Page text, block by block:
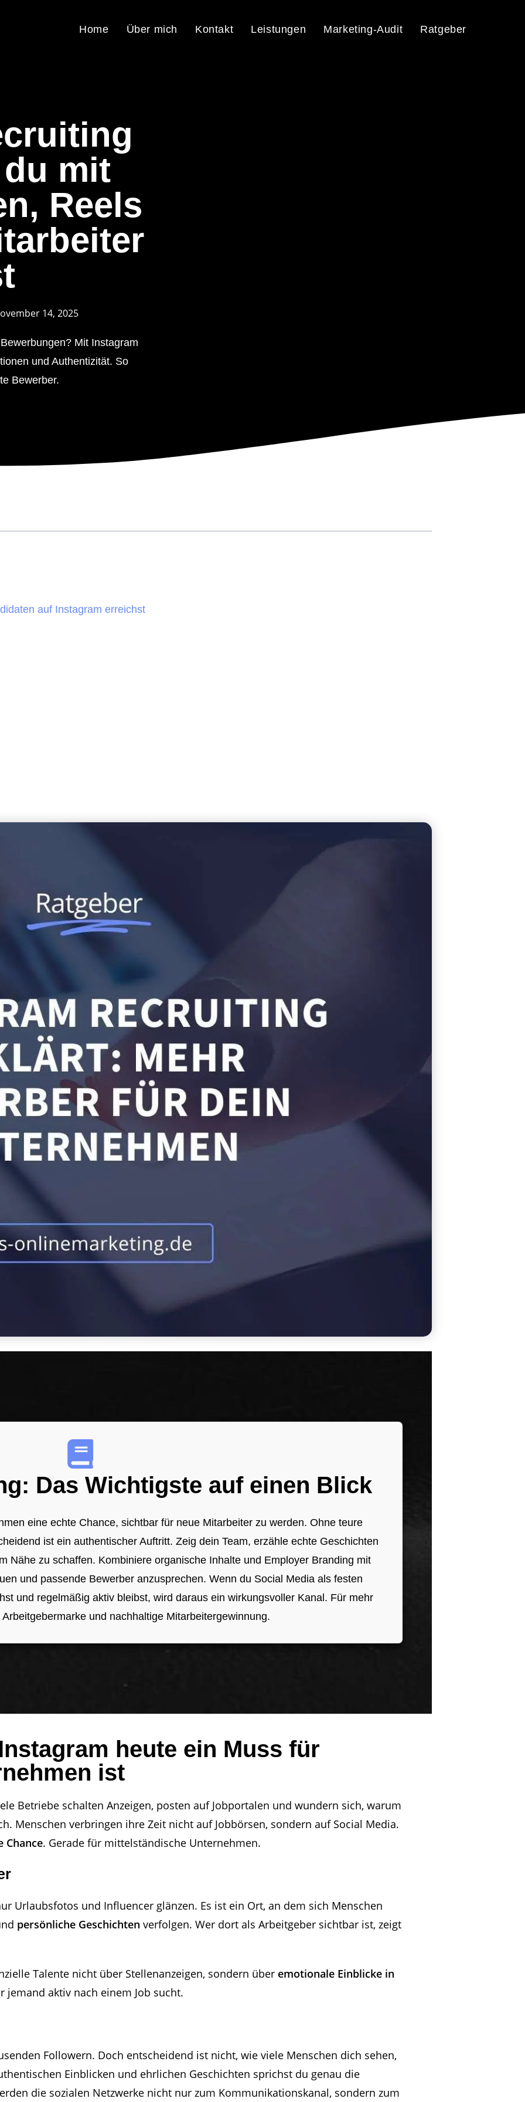
Home Über mich Kontakt Leistungen Marketing-Audit Ratgeber
mit
Reels
14, 2025
Mit Instagram
und Authentizität. So
Bewerber.
auf Instagram erreichst
Das Wichtigste auf einen Blick
eine echte Chance, sichtbar für neue Mitarbeiter zu werden. Ohne teure
ist ein authentischer Auftritt. Zeig dein Team, erzähle echte Geschichten
Nähe zu schaffen. Kombiniere organische Inhalte und Employer Branding mit
und passende Bewerber anzusprechen. Wenn du Social Media als festen
und regelmäßig aktiv bleibst, wird daraus ein wirkungsvoller Kanal. Für mehr
und nachhaltige Mitarbeitergewinnung.
heute ein Muss für
ist
Betriebe schalten Anzeigen, posten auf Jobportalen und wundern sich, warum
Menschen verbringen ihre Zeit nicht auf Jobbörsen, sondern auf Social Media.
Chance. Gerade für mittelständische Unternehmen.
Urlaubsfotos und Influencer glänzen. Es ist ein Ort, an dem sich Menschen
persönliche Geschichten verfolgen. Wer dort als Arbeitgeber sichtbar ist, zeigt
Talente nicht über Stellenanzeigen, sondern über emotionale Einblicke in
jemand aktiv nach einem Job sucht.
Followern. Doch entscheidend ist nicht, wie viele Menschen dich sehen,
Einblicken und ehrlichen Geschichten sprichst du genau die
die sozialen Netzwerke nicht nur zum Kommunikationskanal, sondern zum